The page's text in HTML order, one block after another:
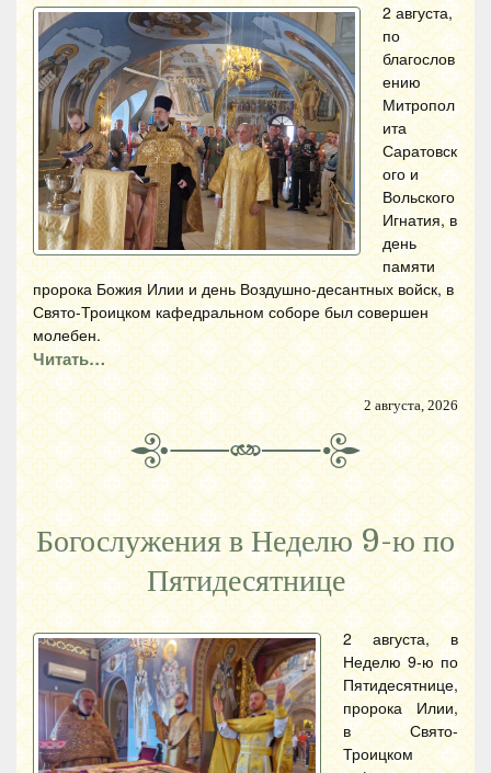
2 августа,
по
благослов
ению
Митропол
ита
Саратовск
ого и
Вольского
Игнатия, в
день
памяти
пророка Божия Илии и день Воздушно-десантных войск, в
Свято-Троицком кафедральном соборе был совершен
молебен.
Читать…
2 августа, 2026
Богослужения в Неделю 9-ю по
Пятидесятнице
2 августа, в
Неделю 9-ю по
Пятидесятнице,
пророка Илии,
в Свято-
Троицком